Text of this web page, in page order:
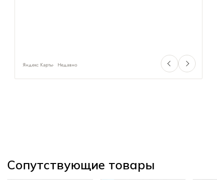
Яндекс Карты Недавно
Сопутствующие товары